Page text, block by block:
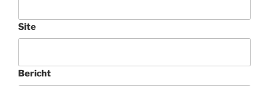
Site
Bericht